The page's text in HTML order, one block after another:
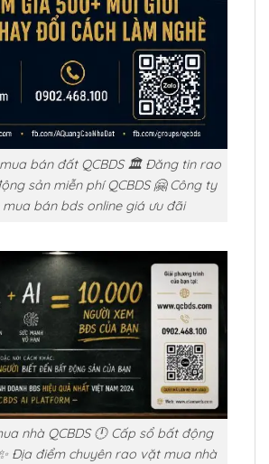
bán đất QCBDS 🏛️ Đăng tin rao
sản miễn phí QCBDS 🤗 Công ty
bán bds online giá ưu đãi
nhà QCBDS 🕛 Cấp sổ bất động
Địa điểm chuyên rao vặt mua nhà